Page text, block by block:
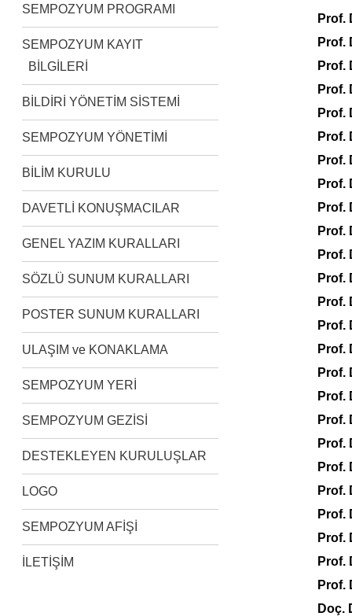
SEMPOZYUM PROGRAMI
SEMPOZYUM KAYIT
BİLGİLERİ
BİLDİRİ YÖNETİM SİSTEMİ
SEMPOZYUM YÖNETİMİ
BİLİM KURULU
DAVETLİ KONUŞMACILAR
GENEL YAZIM KURALLARI
SÖZLÜ SUNUM KURALLARI
POSTER SUNUM KURALLARI
ULAŞIM ve KONAKLAMA
SEMPOZYUM YERİ
SEMPOZYUM GEZİSİ
DESTEKLEYEN KURULUŞLAR
LOGO
SEMPOZYUM AFİŞİ
İLETİŞİM
Prof.
Prof.
Prof.
Prof.
Prof.
Prof.
Prof.
Prof.
Prof.
Prof.
Prof.
Prof.
Prof.
Prof.
Prof.
Prof.
Prof.
Prof.
Prof.
Prof.
Prof.
Prof.
Prof.
Prof.
Prof.
Doç.